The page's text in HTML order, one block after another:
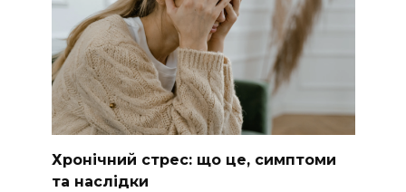
Хронічний стрес: що це, симптоми
та наслідки